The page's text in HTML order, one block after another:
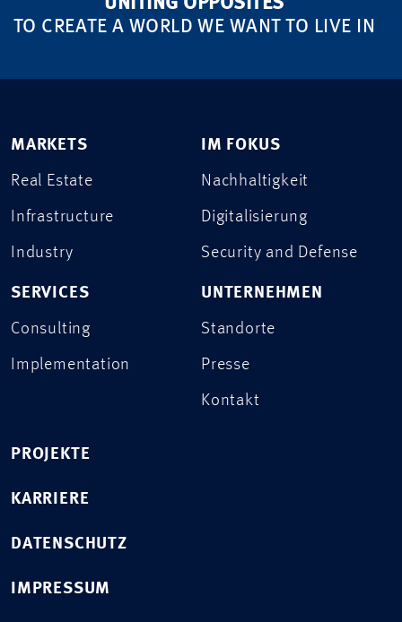
TO CREATE A WORLD WE WANT TO LIVE IN
MARKETS
Real Estate
Infrastructure
Industry
SERVICES
Consulting
Implementation
IM FOKUS
Nachhaltigkeit
Digitalisierung
Security and Defense
UNTERNEHMEN
Standorte
Presse
Kontakt
PROJEKTE
KARRIERE
DATENSCHUTZ
IMPRESSUM